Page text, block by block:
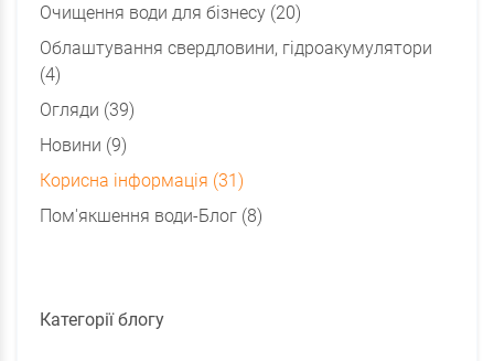
Очищення води для бізнесу (20)
Облаштування свердловини, гідроакумулятори
(4)
Огляди (39)
Новини (9)
Корисна інформація (31)
Пом'якшення води-Блог (8)
Категорії блогу